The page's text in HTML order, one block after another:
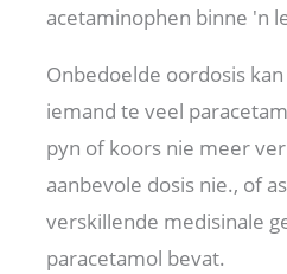
acetaminophen binne 'n
Onbedoelde oordosis
iemand te veel
pyn of koors nie meer
aanbevole dosis nie., of
verskillende medisinale
paracetamol bevat.